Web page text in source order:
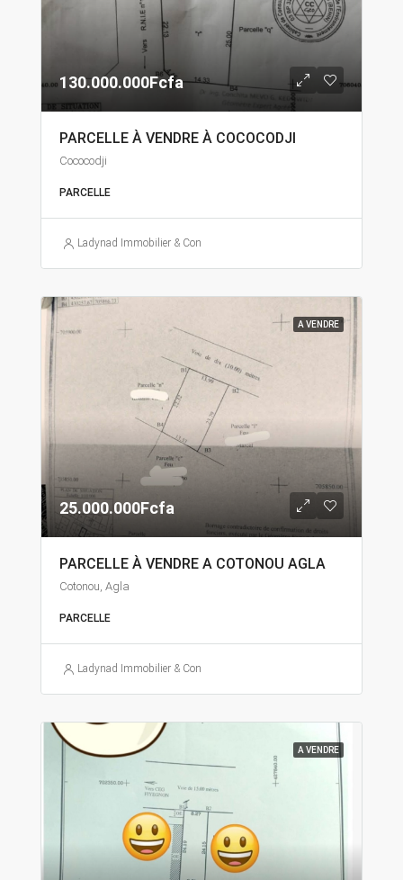
130.000.000Fcfa
PARCELLE À VENDRE À COCOCODJI
Cococodji
PARCELLE
Ladynad Immobilier & Construction
A VENDRE
25.000.000Fcfa
PARCELLE À VENDRE A COTONOU AGLA
Cotonou, Agla
PARCELLE
Ladynad Immobilier & Construction
A VENDRE